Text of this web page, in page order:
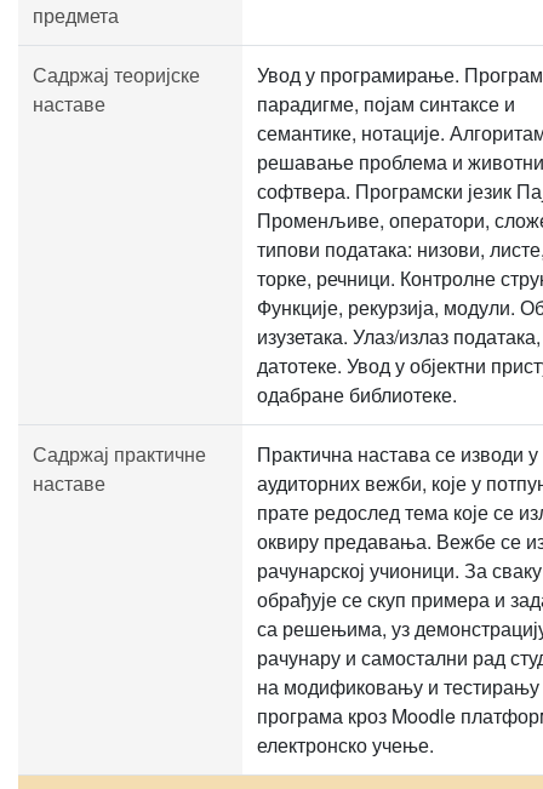
предмета
Садржај теоријске
наставе
Увод у програмирање.
парадигме, појам синтаксе и
семантике, нотације.
решавање проблема и
софтвера. Програмски језик
Променљиве, оператори,
типови података: низови,
торке, речници. Контролне
Функције, рекурзија, модули.
изузетака. Улаз/излаз података,
датотеке. Увод у објектни
одабране библиотеке.
Садржај практичне
наставе
Практична настава се изводи
аудиторних вежби, које у
прате редослед тема које се
оквиру предавања. Вежбе се
рачунарској учионици. За
обрађује се скуп примера и
са решењима, уз
рачунару и самостални рад
на модификовању и тестирању
програма кроз Moodle
електронско учење.